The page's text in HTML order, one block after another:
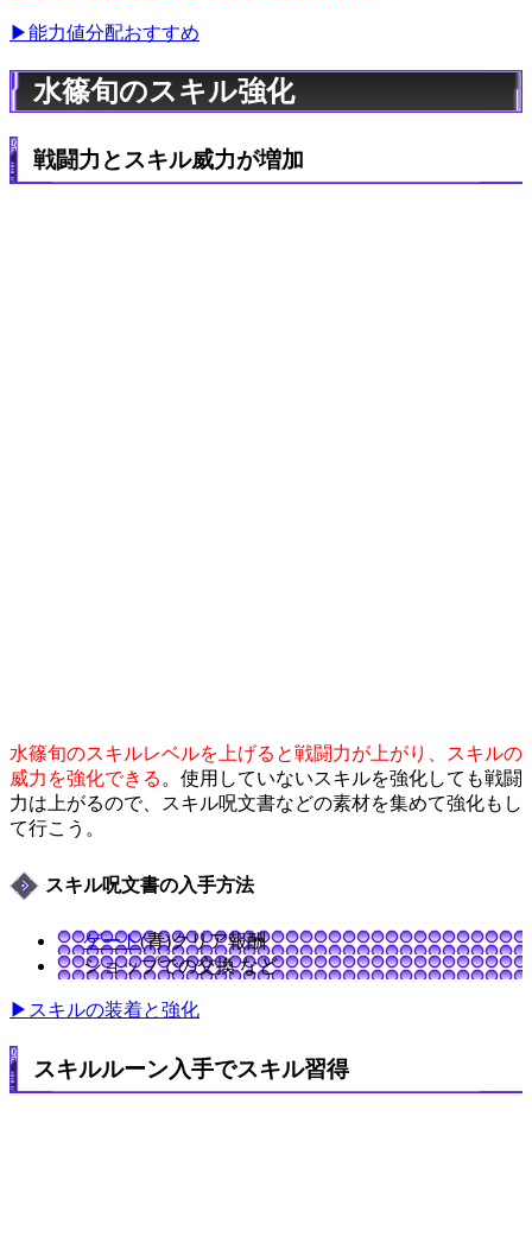
▶能力値分配おすすめ
水篠旬のスキル強化
戦闘力とスキル威力が増加
水篠旬のスキルレベルを上げると戦闘力が上がり、スキルの
威力を強化できる 。使用していないスキルを強化しても戦闘
力は上がるので、スキル呪文書などの素材を集めて強化もし
て行こう。
スキル呪文書の入手方法
ゲート(青)クリア報酬
ショップでの交換 など
▶スキルの装着と強化
スキルルーン入手でスキル習得